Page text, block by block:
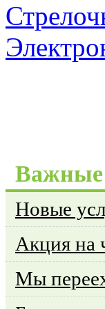
Важные
Новые
Акция на
Мы